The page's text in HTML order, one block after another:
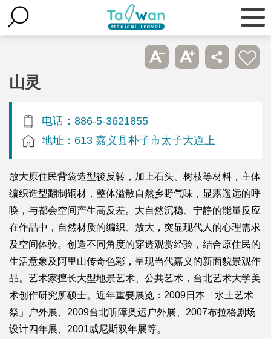
山灵
电话：886-5-3621855
地址：613 嘉义县朴子市太子大道上
放大原住民背袋造型後反转，加上石头、树枝等材料，主体
编织造型翻制铜材，整体溢散自然乡野气味，显露遥远的呼
唤，与都会空间产生高反差。大自然沉稳、宁静的能量反应
在作品中，自然材质的编织、放大，突显现代人的心理需求
及空间体验。创造不同角度的穿透观赏经验，结合原住民的
生活意象及阿里山传奇色彩，呈现当代嘉义的新面貌景观作
品。艺术家擅长大型地景艺术、公共艺术，台北艺术大学美
术创作研究所硕士。近年重要展览：2009日本「水土艺术
祭」户外展、2009台北听障奥运户外展、2007布拉格剧场
设计四年展、2001威尼斯双年展等。